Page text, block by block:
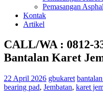
Pemasangan
Kontak
Artikel
CALL/WA : 0812-
Bantalan Karet
22 April 2026 gbukaret
bearing pad, Jembatan, karet